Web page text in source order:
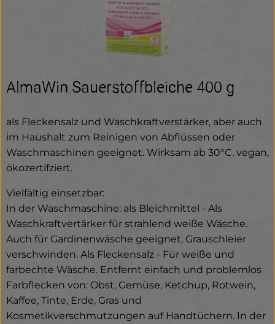
AlmaWin Sauerstoffbleiche 400 g
als Fleckensalz und Waschkraftverstärker, aber auch
im Haushalt zum Reinigen von Abflüssen oder
Waschmaschinen geeignet. Wirksam ab 30°C. vegan,
ökozertifziert.
Vielfältig einsetzbar:
In der Waschmaschine: als Bleichmittel - Als
Waschkraftvertärker für strahlend weiße Wäsche.
Auch für Gardinenwäsche geeignet, Grauschleier
verschwinden. Als Fleckensalz - Für weiße und
farbechte Wäsche. Entfernt einfach und problemlos
Farbflecken von: Obst, Gemüse, Ketchup, Rotwein,
Kaffee, Tinte, Erde, Gras und
Kosmetikverschmutzungen auf Handtüchern. In der